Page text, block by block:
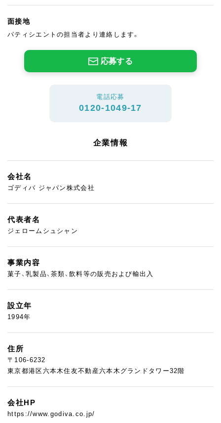
面接地
パティシエントの担当者より連絡します。
応募する
電話応募
0120-1049-17
企業情報
会社名
ゴディバ ジャパン株式会社
代表者名
ジェロームシュシャン
事業内容
菓子、乳製品、茶類、飲料等の販売および輸出入
設立年
1994年
住所
〒106-6232
東京都港区六本木住友不動産六本木グランドタワー32階
会社HP
https://www.godiva.co.jp/